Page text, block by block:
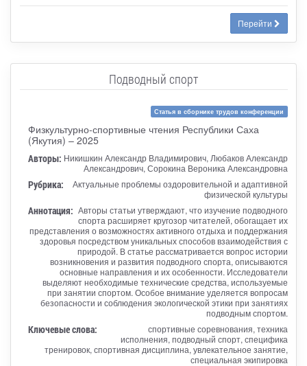
Перейти
Подводный спорт
Статья в сборнике трудов конференции
Физкультурно-спортивные чтения Республики Саха
(Якутия) – 2025
Авторы: Никишкин Александр Владимирович, Любаков Александр
Александрович, Сорокина Вероника Александровна
Рубрика:
Актуальные проблемы оздоровительной и адаптивной
физической культуры
Аннотация: Авторы статьи утверждают, что изучение подводного
спорта расширяет кругозор читателей, обогащает их
представления о возможностях активного отдыха и поддержания
здоровья посредством уникальных способов взаимодействия с
природой. В статье рассматривается вопрос истории
возникновения и развития подводного спорта, описываются
основные направления и их особенности. Исследователи
выделяют необходимые технические средства, используемые
при занятии спортом. Особое внимание уделяется вопросам
безопасности и соблюдения экологической этики при занятиях
подводным спортом.
Ключевые слова:
спортивные соревнования, техника
исполнения, подводный спорт, специфика
тренировок, спортивная дисциплина, увлекательное занятие,
специальная экипировка